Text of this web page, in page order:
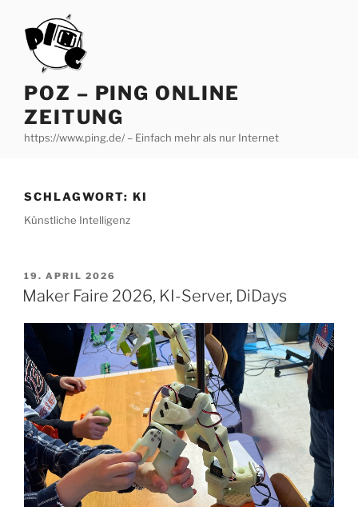
Inhalt
springen
POZ – PING ONLINE
ZEITUNG
https://www.ping.de/ – Einfach mehr als nur Internet
SCHLAGWORT: KI
Künstliche Intelligenz
VERÖFFENTLICHT
AM
19. APRIL 2026
Maker Faire 2026, KI-Server, DiDays